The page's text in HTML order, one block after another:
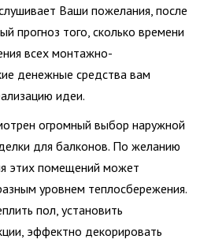
Ваши пожелания, после
прогноз того, сколько времени
всех монтажно-
денежные средства вам
идеи.
огромный выбор наружной
для балконов. По желанию
этих помещений может
уровнем теплосбережения.
пол, установить
эффектно декорировать